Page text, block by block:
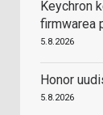
Keychron
firmwarea
5.8.2026
Honor
5.8.2026